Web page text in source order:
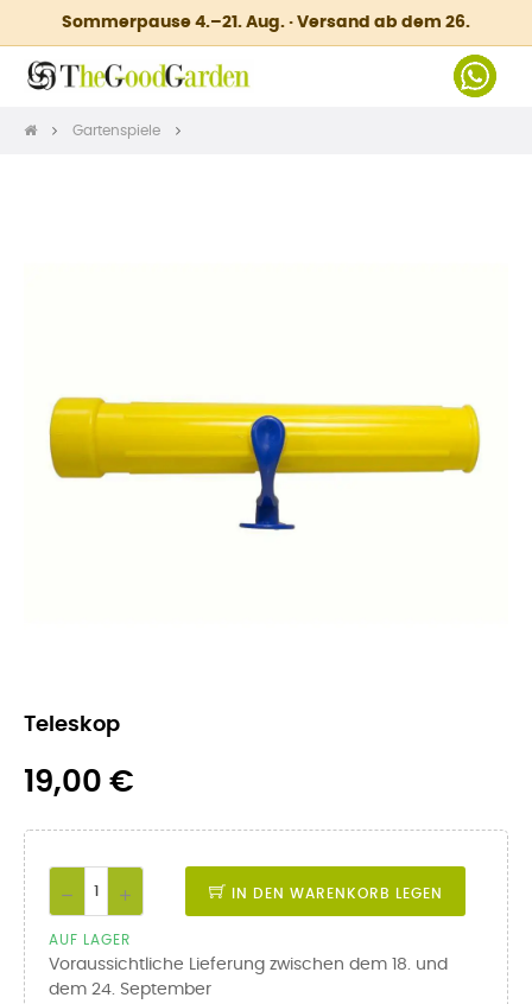
Sommerpause 4.–21. Aug. · Versand ab dem 26.
Gartenspiele
Teleskop
19,00 €
IN DEN WARENKORB LEGEN
AUF LAGER
Voraussichtliche Lieferung zwischen dem 18. und
dem 24. September